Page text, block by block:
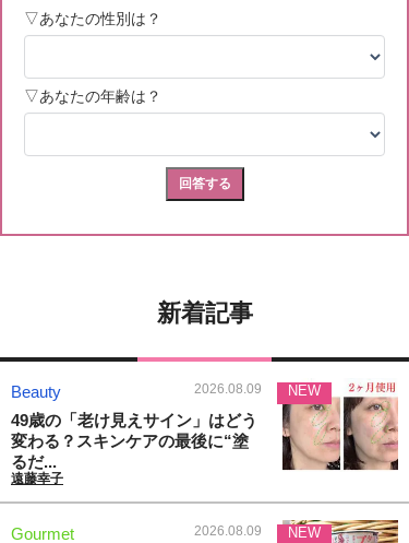
新着記事
Beauty 2026.08.09
49歳の「老け見えサイン」はどう
変わる？スキンケアの最後に“塗
るだ...
遠藤幸子
NEW
Gourmet 2026.08.09 NEW